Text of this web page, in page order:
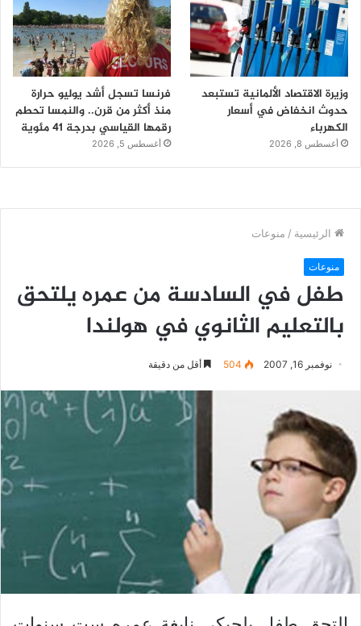
وزيرة الاقتصاد الألمانية تستبعد
حدوث انخفاض في أسعار
الكهرباء
أغسطس 8, 2026
فرنسا تسجل أشد يوليو حرارة
منذ أكثر من قرن.. والنمسا تحطم
رقمها القياسي بدرجة 41 مئوية
أغسطس 5, 2026